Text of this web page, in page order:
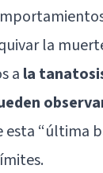
la
a la
“última